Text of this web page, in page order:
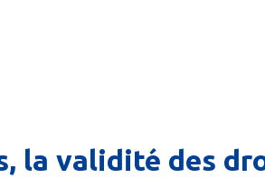
la validité des